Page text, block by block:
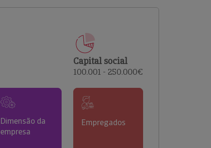
comerciais e analisar o risco de incumprimento dos
Capital social
100.001 - 250.000€
Dimensão da
empresa
Empregados